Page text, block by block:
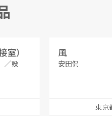
室）
／設
風
安田侃
東京